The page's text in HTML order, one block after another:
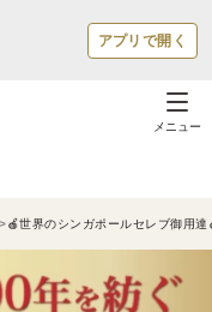
アプリで開く
メニュー
🍎世界のシンガポールセレブ御用